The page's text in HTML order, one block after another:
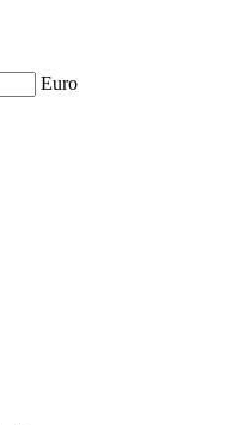
Euro